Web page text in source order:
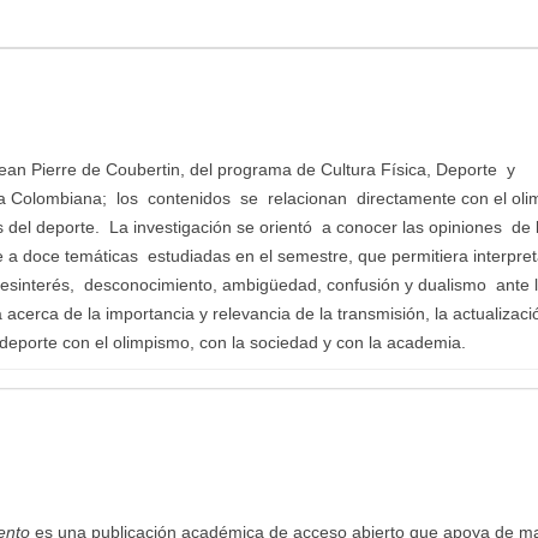
Pierre de Coubertin, del programa de Cultura Física, Deporte y
los contenidos se relacionan directamente con el
deporte. La investigación se orientó a conocer las opiniones de
doce temáticas estudiadas en el semestre, que permitiera
desconocimiento, ambigüedad, confusión y dualismo ante
de la importancia y relevancia de la transmisión, la
con el olimpismo, con la sociedad y con la academia.
es una publicación académica de acceso abierto que apoya de